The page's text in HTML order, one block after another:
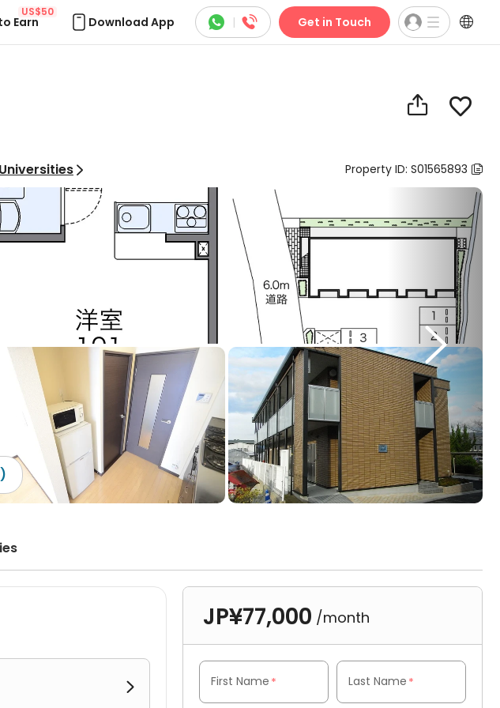
Earn
US$50
Download App  |  Get in Touch 
 
 Property ID: S01565893 


JP¥77,000 /month
First Name * Last Name *